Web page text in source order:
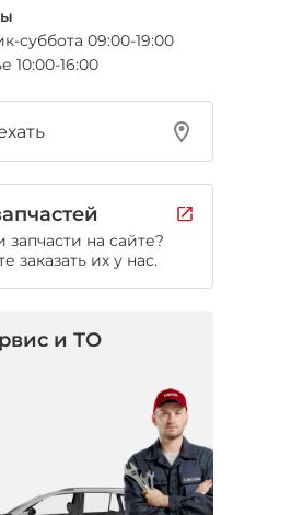
суббота 09:00-19:00
10:00-16:00
на сайте?
заказать их у нас.
и ТО